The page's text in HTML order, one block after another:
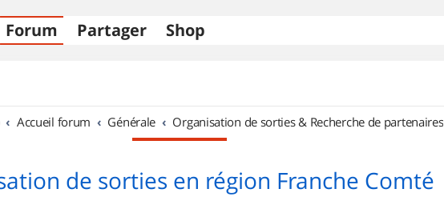
Forum Partager Shop
Accueil forum Générale Organisation de sorties & Recherche de partenaires
de sorties en région Franche Comté